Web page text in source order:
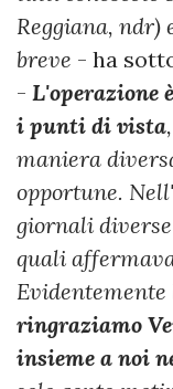
Reggiana, ndr)
breve - ha
- L'operazione
i punti di vista
maniera
opportune.
giornali
quali
Evidentemente
ringraziamo
insieme a noi